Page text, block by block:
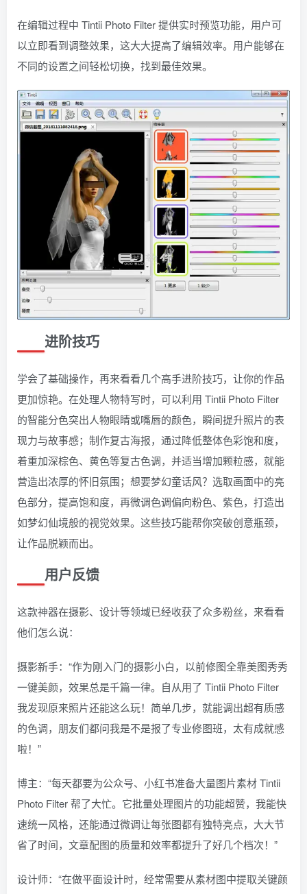
在编辑过程中 Tintii Photo Filter 提供实时预览功能，用户可
以立即看到调整效果，这大大提高了编辑效率。用户能够在
不同的设置之间轻松切换，找到最佳效果。
进阶技巧
学会了基础操作，再来看看几个高手进阶技巧，让你的作品
更加惊艳。在处理人物特写时，可以利用 Tintii Photo Filter
的智能分色突出人物眼睛或嘴唇的颜色，瞬间提升照片的表
现力与故事感；制作复古海报，通过降低整体色彩饱和度，
着重加深棕色、黄色等复古色调，并适当增加颗粒感，就能
营造出浓厚的怀旧氛围；想要梦幻童话风？选取画面中的亮
色部分，提高饱和度，再微调色调偏向粉色、紫色，打造出
如梦幻仙境般的视觉效果。这些技巧能帮你突破创意瓶颈，
让作品脱颖而出。
用户反馈
这款神器在摄影、设计等领域已经收获了众多粉丝，来看看
他们怎么说：
摄影新手：“作为刚入门的摄影小白，以前修图全靠美图秀秀
一键美颜，效果总是千篇一律。自从用了 Tintii Photo Filter
我发现原来照片还能这么玩！简单几步，就能调出超有质感
的色调，朋友们都问我是不是报了专业修图班，太有成就感
啦！”
博主：“每天都要为公众号、小红书准备大量图片素材 Tintii
Photo Filter 帮了大忙。它批量处理图片的功能超赞，我能快
速统一风格，还能通过微调让每张图都有独特亮点，大大节
省了时间，文章配图的质量和效率都提升了好几个档次！”
设计师：“在做平面设计时，经常需要从素材图中提取关键颜